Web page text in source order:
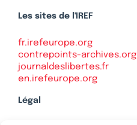
Les sites de l'IREF
fr.irefeurope.org
contrepoints-archives.org
journaldeslibertes.fr
en.irefeurope.org
Légal